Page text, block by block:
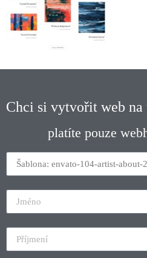
Chci si vytvořit web na
platíte pouze